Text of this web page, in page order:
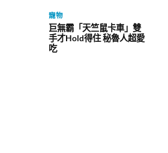
寵物
巨無霸「天竺鼠卡車」雙
手才Hold得住 秘魯人超愛
吃